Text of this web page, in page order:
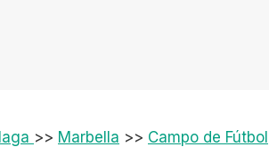
>> Marbella >> Campo de Fútbol